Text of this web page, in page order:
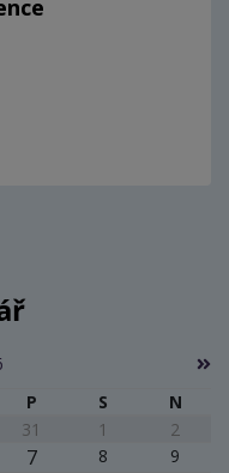
P S
N
31 1
2
7 8
9